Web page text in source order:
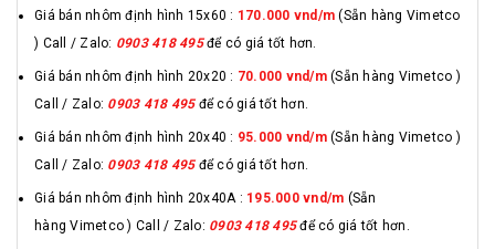
Giá bán nhôm định hình 15x60 : 170.000 vnd/m(Sẵn hàng Vimetco
) Call / Zalo: 0903 418 495để có giá tốt hơn.
Giá bán nhôm định hình 20x20 : 70.000 vnd/m (Sẵn hàng Vimetco )
Call / Zalo: 0903 418 495để có giá tốt hơn.
Giá bán nhôm định hình 20x40 : 95.000 vnd/m (Sẵn hàng Vimetco )
Call / Zalo: 0903 418 495để có giá tốt hơn.
Giá bán nhôm định hình 20x40A : 195.000 vnd/m (Sẵn
hàng Vimetco ) Call / Zalo: 0903 418 495để có giá tốt hơn.